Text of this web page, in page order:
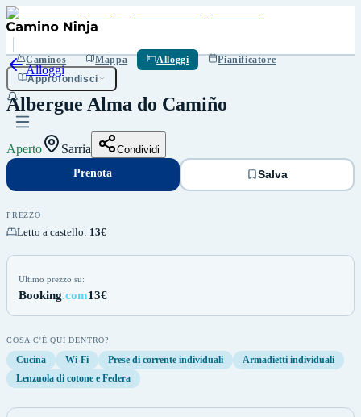
Caminos Mappa Alloggi
Pianificatore
Approfondisci
Alloggi
Albergue Alma do Camiño
Aperto Sarria Condividi
Prenota
Prenota Salva
PREZZO
Letto a castello: 13€
Ultimo prezzo su:
Booking.com13€
COSA C'È QUI DENTRO?
Cucina Wi-Fi Prese di corrente individuali
Armadietti individuali
Lenzuola di cotone e Federa